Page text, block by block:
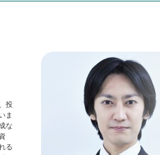
投
ま
な
る